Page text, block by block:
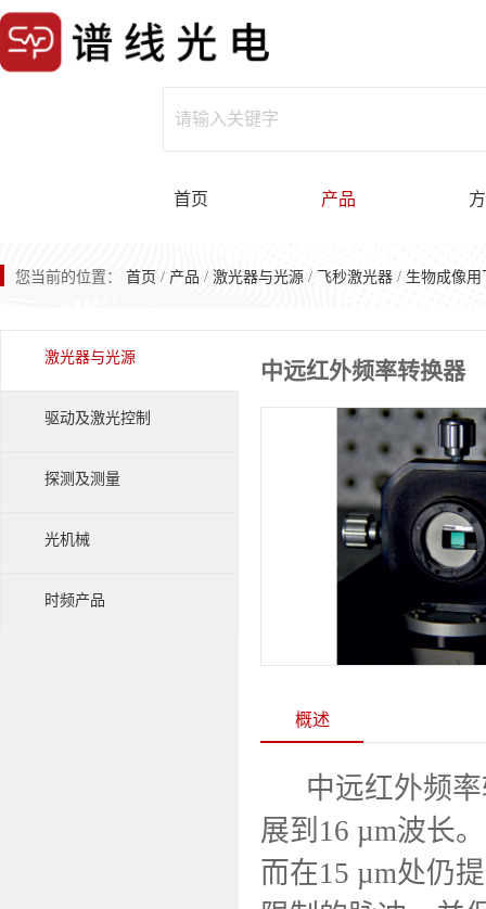
首页 产品
您当前的位置： 首页 / 产品 / 激光器与光源 / 飞秒激光器 / 生物成像
激光器与光源
驱动及激光控制
探测及测量
光机械
时频产品
中远红外频率转换器
概述
中远红外频
展到16 µm波长
而在15 µm处仍